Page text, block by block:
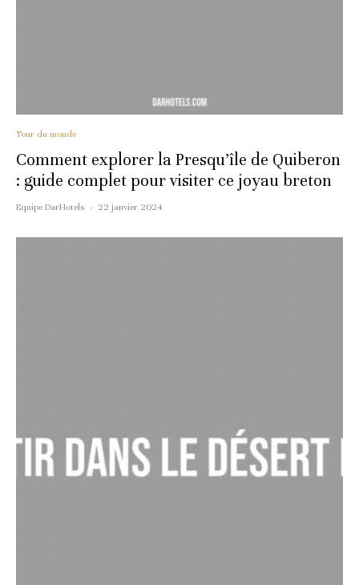
Tour du monde
Comment explorer la Presqu’île de Quiberon
: guide complet pour visiter ce joyau breton
Equipe DarHotels · 22 janvier 2024